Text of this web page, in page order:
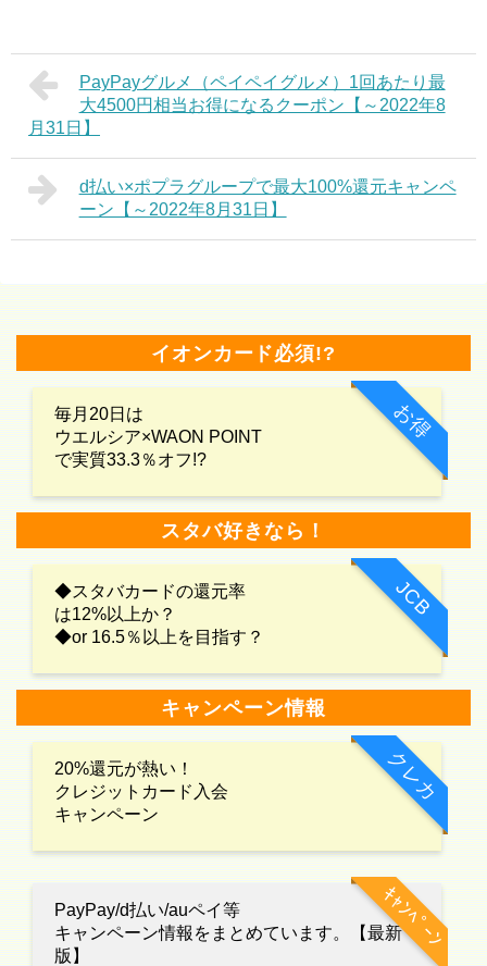
PayPayグルメ（ペイペイグルメ）1回あたり最
大4500円相当お得になるクーポン【～2022年8
月31日】
d払い×ポプラグループで最大100%還元キャンペ
ーン【～2022年8月31日】
イオンカード必須!?
お得
毎月20日は
ウエルシア×WAON POINT
で実質33.3％オフ!?
スタバ好きなら！
JCB
◆スタバカードの還元率
は12%以上か？
◆or 16.5％以上を目指す？
キャンペーン情報
クレカ
20%還元が熱い！
クレジットカード入会
キャンペーン
ｷｬﾝﾍﾟｰﾝ
PayPay/d払い/auペイ等
キャンペーン情報をまとめています。【最新
版】